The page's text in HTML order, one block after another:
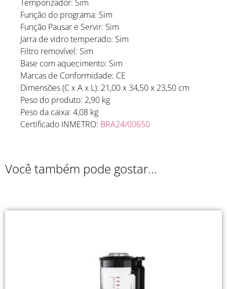
Temporizador: Sim
Função do programa: Sim
Função Pausar e Servir: Sim
Jarra de vidro temperado: Sim
Filtro removível: Sim
Base com aquecimento: Sim
Marcas de Conformidade: CE
Dimensões (C x A x L): 21,00 x 34,50 x 23,50 cm
Peso do produto: 2,90 kg
Peso da caixa: 4,08 kg
Certificado INMETRO: BRA24/00650
Você também pode gostar...